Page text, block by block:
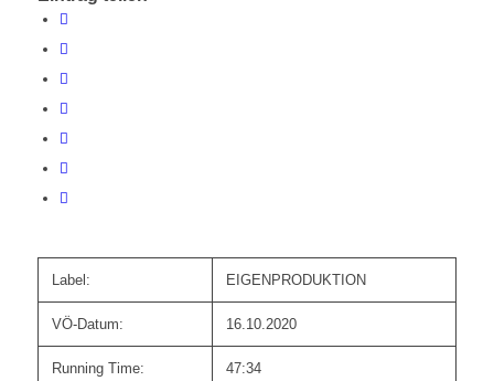
Label: EIGENPRODUKTION
VÖ-Datum: 16.10.2020
Running Time: 47:34